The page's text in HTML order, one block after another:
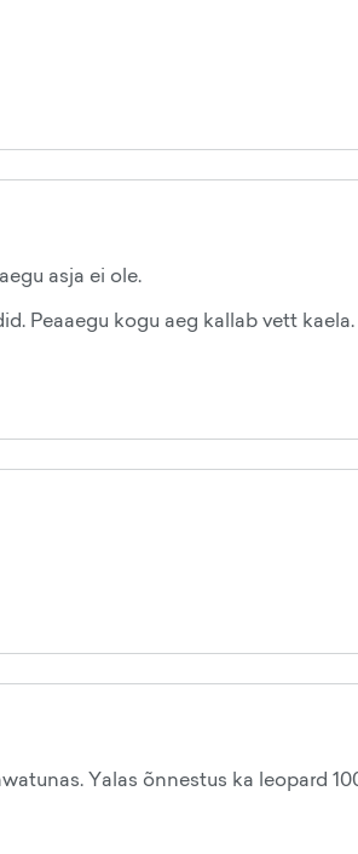
asja ei ole.
Peaaegu kogu aeg kallab vett
Yalas õnnestus ka leopard